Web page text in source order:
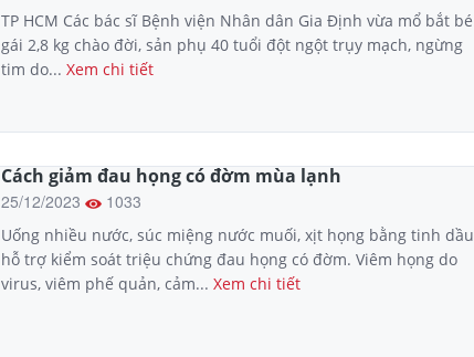
TP HCM Các bác sĩ Bệnh viện Nhân dân Gia Định vừa mổ bắt bé
gái 2,8 kg chào đời, sản phụ 40 tuổi đột ngột trụy mạch, ngừng
tim do... Xem chi tiết
Cách giảm đau họng có đờm mùa lạnh
25/12/2023 1033
Uống nhiều nước, súc miệng nước muối, xịt họng bằng tinh dầu
hỗ trợ kiểm soát triệu chứng đau họng có đờm. Viêm họng do
virus, viêm phế quản, cảm... Xem chi tiết